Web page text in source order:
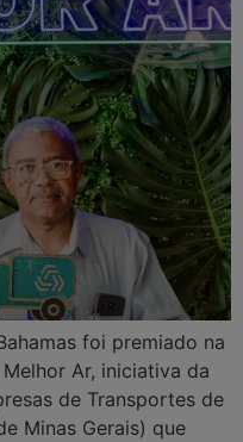
foi premiado na
Ar, iniciativa da
de Transportes de
Minas Gerais) que